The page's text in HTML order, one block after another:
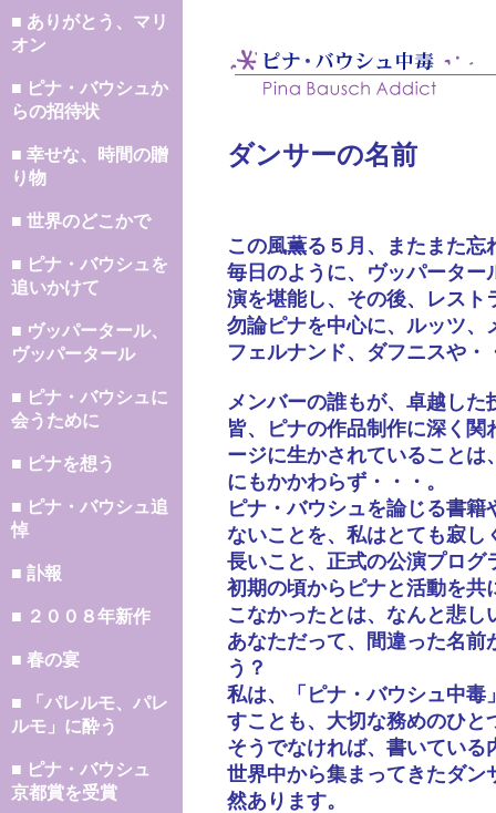
■ ありがとう、マリ
オン
■ ピナ・バウシュか
らの招待状
■ 幸せな、時間の贈
り物
■ 世界のどこかで
■ ピナ・バウシュを
追いかけて
■ ヴッパータール、
ヴッパータール
■ ピナ・バウシュに
会うために
■ ピナを想う
■ ピナ・バウシュ追
悼
■ 訃報
■ ２００８年新作
■ 春の宴
■ 「パレルモ、パレ
ルモ」に酔う
■ ピナ・バウシュ
京都賞を受賞
ダンサーの名前
この風薫る５月、またまた
毎日のように、ヴッパーター
演を堪能し、その後、レスト
勿論ピナを中心に、ルッツ、
フェルナンド、ダフニスや・
メンバーの誰もが、卓越し
皆、ピナの作品制作に深く
ージに生かされていること
にもかかわらず・・・。
ピナ・バウシュを論じる書
ないことを、私はとても寂し
長いこと、正式の公演プログ
初期の頃からピナと活動を共
こなかったとは、なんと悲し
あなただって、間違った名
う？
私は、「ピナ・バウシュ中毒
すことも、大切な務めのひと
そうでなければ、書いてい
世界中から集まってきたダン
然あります。